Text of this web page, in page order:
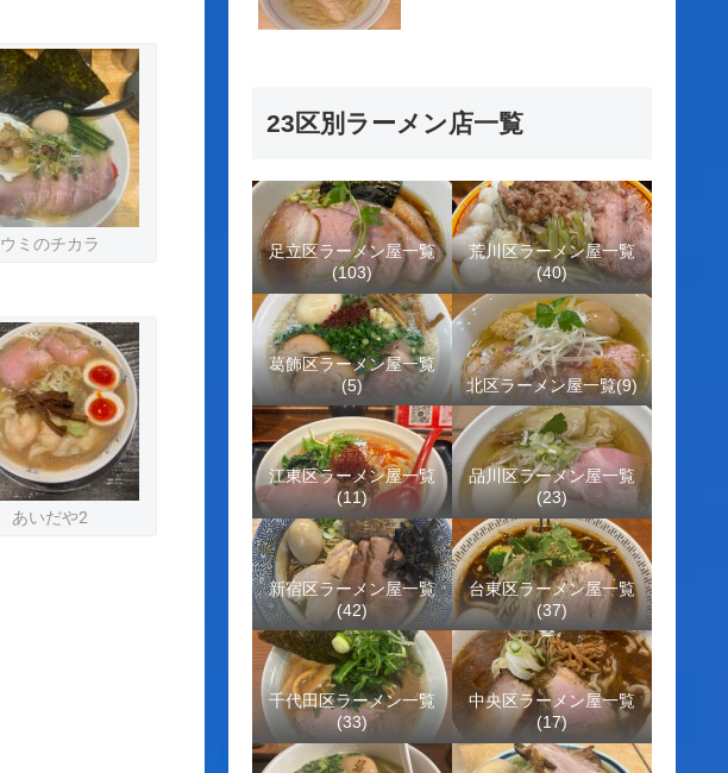
ウミのチカラ
あいだや2
23区別ラーメン店一覧
足立区ラーメン屋一覧
(103)
荒川区ラーメン屋一覧
(40)
葛飾区ラーメン屋一覧
(5)
北区ラーメン屋一覧(9)
江東区ラーメン屋一覧
(11)
品川区ラーメン屋一覧
(23)
新宿区ラーメン屋一覧
(42)
台東区ラーメン屋一覧
(37)
千代田区ラーメン一覧
(33)
中央区ラーメン屋一覧
(17)